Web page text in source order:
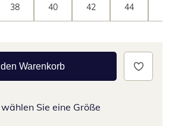
38 40 42 44
den Warenkorb
Sie eine Größe